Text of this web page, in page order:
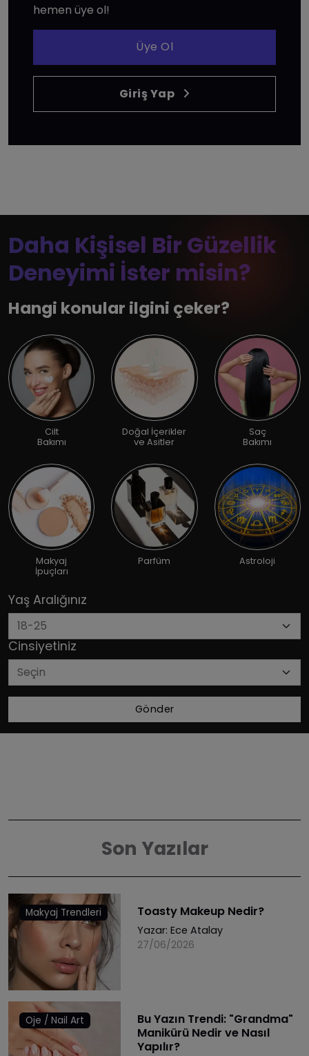
hemen üye ol!
Üye Ol
Giriş Yap
Daha Kişisel Bir Güzellik
Deneyimi İster misin?
Hangi konular ilgini çeker?
Cilt
Bakımı
Doğal İçerikler
ve Asitler
Saç
Bakımı
Makyaj
İpuçları
Parfüm Astroloji
Yaş Aralığınız
Cinsiyetiniz
Gönder
Son Yazılar
Makyaj Trendleri Toasty Makeup Nedir?
Yazar: Ece Atalay
27/06/2026
Oje / Nail Art
Bu Yazın Trendi: "Grandma"
Manikürü Nedir ve Nasıl
Yapılır?